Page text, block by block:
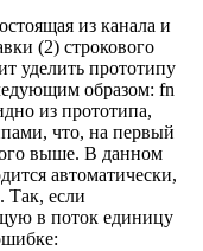
из канала и
(2) строкового
уделить прототипу
образом: fn
из прототипа,
что, на первый
выше. В данном
автоматически,
Так, если
в поток единицу